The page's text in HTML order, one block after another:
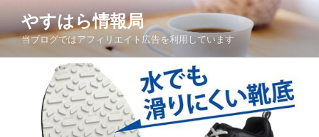
テ
ン
やすはら情報局
当ブログではアフィリエイト広告を利用しています